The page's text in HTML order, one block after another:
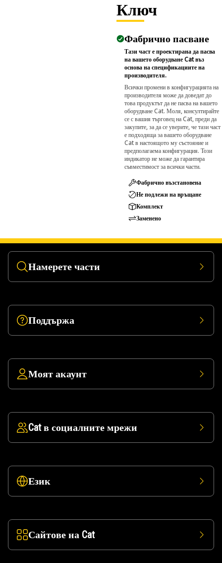
Ключ
Фабрично пасване
Тази част е проектирана да пасва
на вашето оборудване Cat въз
основа на спецификациите на
производителя.
Всички промени в конфигурацията на
производителя може да доведат до
това продуктът да не пасва на вашето
оборудване Cat. Моля, консултирайте
се с вашия търговец на Cat, преди да
закупите, за да се уверите, че тази част
е подходяща за вашето оборудване
Cat в настоящото му състояние и
предполагаема конфигурация. Този
индикатор не може да гарантира
съвместимост за всички части.
Фабрично възстановена
Не подлежи на връщане
Комплект
Заменено
Намерете части
Поддържа
Моят акаунт
Cat в социалните мрежи
Език
Сайтове на Cat